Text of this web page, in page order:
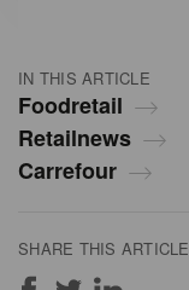
IN THIS ARTICLE
Foodretail
Retailnews
Carrefour
SHARE THIS ARTICLE